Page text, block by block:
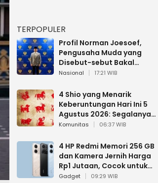
TERPOPULER
Profil Norman Joesoef,
Pengusaha Muda yang
Disebut-sebut Bakal
Dilantik Jadi Wamenhan RI
Nasional 17:21 WIB
4 Shio yang Menarik
Keberuntungan Hari Ini 5
Agustus 2026: Segalanya
Berjalan Lancar
Komunitas 06:37 WIB
4 HP Redmi Memori 256 GB
dan Kamera Jernih Harga
Rp1 Jutaan, Cocok untuk
Multitasking
Gadget 09:29 WIB